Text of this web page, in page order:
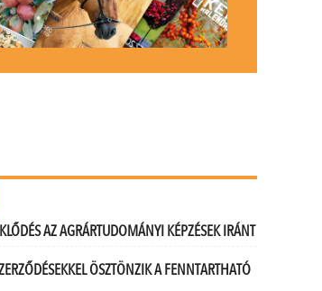
AZ AGRÁRTUDOMÁNYI KÉPZÉSEK IRÁNT
ÖSZTÖNZIK A FENNTARTHATÓ